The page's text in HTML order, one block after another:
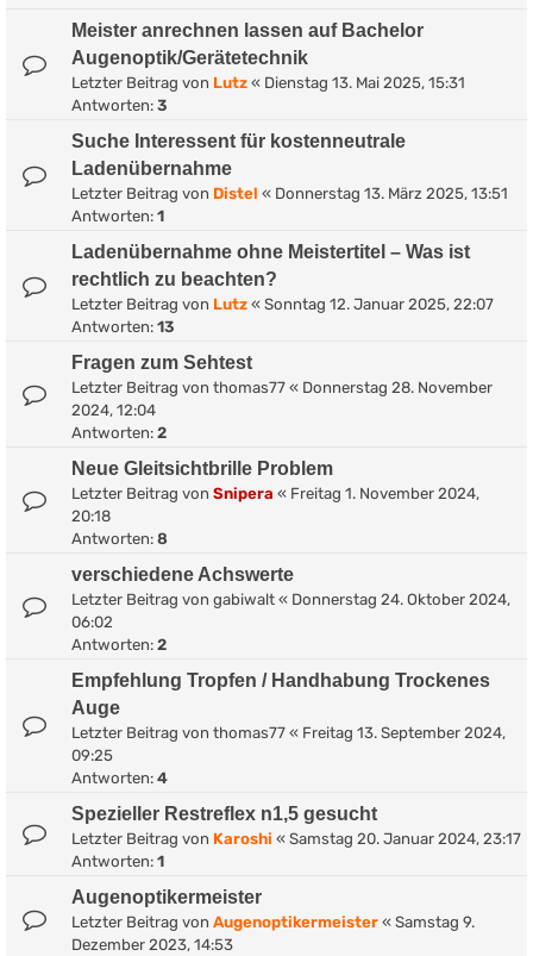
Meister anrechnen lassen auf Bachelor
Augenoptik/Gerätetechnik
Letzter Beitrag von Lutz « Dienstag 13. Mai 2025, 15:31
Antworten: 3
Suche Interessent für kostenneutrale
Ladenübernahme
Letzter Beitrag von Distel « Donnerstag 13. März 2025, 13:51
Antworten: 1
Ladenübernahme ohne Meistertitel – Was ist
rechtlich zu beachten?
Letzter Beitrag von Lutz « Sonntag 12. Januar 2025, 22:07
Antworten: 13
Fragen zum Sehtest
Letzter Beitrag von thomas77 « Donnerstag 28. November
2024, 12:04
Antworten: 2
Neue Gleitsichtbrille Problem
Letzter Beitrag von Snipera « Freitag 1. November 2024,
20:18
Antworten: 8
verschiedene Achswerte
Letzter Beitrag von gabiwalt « Donnerstag 24. Oktober 2024,
06:02
Antworten: 2
Empfehlung Tropfen / Handhabung Trockenes
Auge
Letzter Beitrag von thomas77 « Freitag 13. September 2024,
09:25
Antworten: 4
Spezieller Restreflex n1,5 gesucht
Letzter Beitrag von Karoshi « Samstag 20. Januar 2024, 23:17
Antworten: 1
Augenoptikermeister
Letzter Beitrag von Augenoptikermeister « Samstag 9.
Dezember 2023, 14:53